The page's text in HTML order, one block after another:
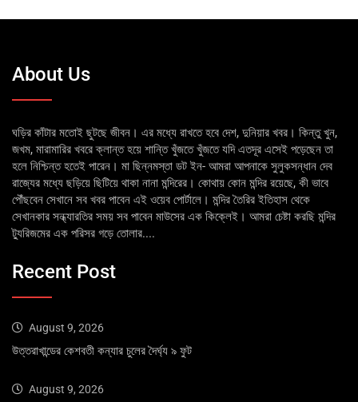
About Us
ঘড়ির কাঁটার মতোই ছুটছে জীবন। এর মধ্যে রাখতে হবে দেশ, দুনিয়ার খবর। কিন্তু খুন,
জখম, মারামারির খবরে ক্লান্ত হয়ে শান্তি খুঁজতে খুঁজতে যদি এতদূর এসেই পড়েছেন তা
হলে নিশ্চিন্ত হতেই পারেন। মা ছিন্নমস্তা ডট ইন- আমরা আপনাকে সুলুকসন্ধান দেব
রাজ্যের মধ্যে ছড়িয়ে ছিটিয়ে থাকা নানা মন্দিরের। কোথায় কোন মন্দির রয়েছে, কী ভাবে
পৌঁছবেন সেখানে সব খবর পাবেন এই ওয়েব পোর্টালে। মন্দির তৈরির ইতিহাস থেকে
সেখানকার সন্ধ্যারতির সময় সব পাবেন মাউসের এক কিক্লেই। আমরা চেষ্টা করছি মন্দির
ট্যুরিজমের এক পরিসর গড়ে তোলার....
Recent Post
August 9, 2026
উত্তরাখান্ডের কেশবতী কন্যার চুলের দৈর্ঘ্য ৯ ফুট
August 9, 2026